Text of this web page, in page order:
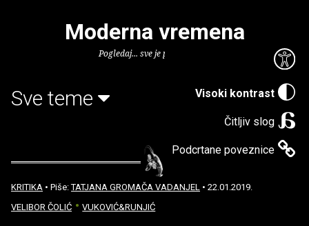
Visoki kontrast
Čitljiv slog
Podcrtane poveznice
Moderna vremena
Pogledaj... sve je puno knjiga.
Sve teme
KRITIKA • Piše:TATJANA GROMAČA VADANJEL • 22.01.2019.
VELIBOR ČOLIĆ
VUKOVIĆ&RUNJIĆ